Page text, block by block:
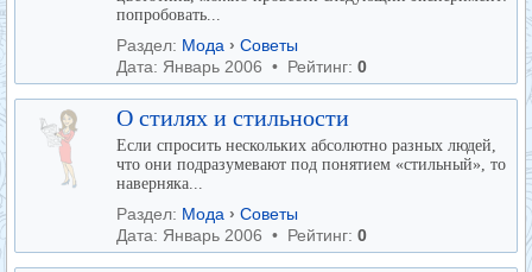
попробовать...
Раздел: Мода › Советы
Дата: Январь 2006 • Рейтинг: 0
О стилях и стильности
Если спросить нескольких абсолютно разных людей,
что они подразумевают под понятием «стильный», то
наверняка...
Раздел: Мода › Советы
Дата: Январь 2006 • Рейтинг: 0